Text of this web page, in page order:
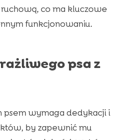
co ma kluczowe
funkcjonowaniu.
psa z
wymaga dedykacji i
by zapewnić mu